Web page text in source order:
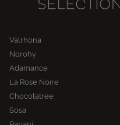
Valrhona
Norohy
Adamance
La Rose Noire
Chocolatree
Sosa